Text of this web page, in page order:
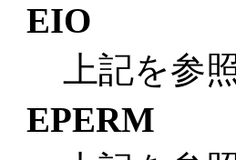
EIO
上記を参照
EPERM